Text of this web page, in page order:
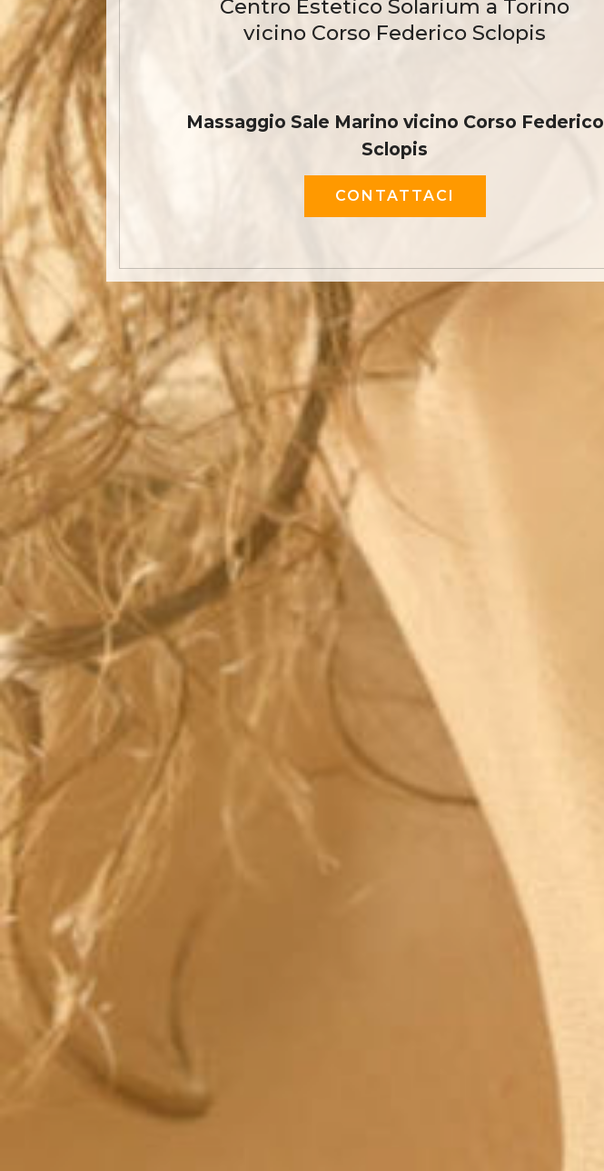
Centro Estetico Solarium a Torino
vicino Corso Federico Sclopis
Massaggio Sale Marino vicino Corso Federico
Sclopis
CONTATTACI